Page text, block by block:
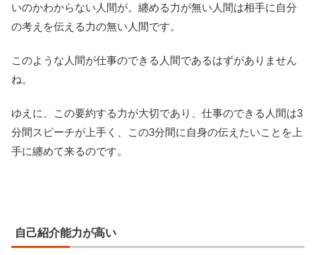
いのかわからない人間が。纏める力が無い人間は相手に自分
の考えを伝える力の無い人間です。
このような人間が仕事のできる人間であるはずがありません
ね。
ゆえに、この要約する力が大切であり、仕事のできる人間は3
分間スピーチが上手く、この3分間に自身の伝えたいことを上
手に纏めて来るのです。
自己紹介能力が高い